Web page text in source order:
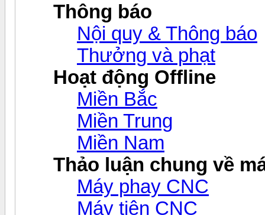
Thông báo
Nội quy & Thông báo
Thưởng và phạt
Hoạt động Offline
Miền Bắc
Miền Trung
Miền Nam
Thảo luận chung về
Máy phay CNC
Máy tiện CNC